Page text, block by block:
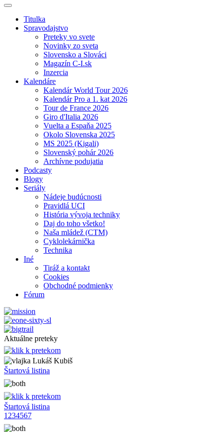
Titulka
Spravodajstvo
Preteky vo svete
Novinky zo sveta
Slovensko a Slováci
Magazín C-I.sk
Inzercia
Kalendáre
Kalendár World Tour 2026
Kalendár Pro a 1. kat 2026
Tour de France 2026
Giro d'Italia 2026
Vuelta a Espaňa 2025
Okolo Slovenska 2025
MS 2025 (Kigali)
Slovenský pohár 2026
Archívne podujatia
Podcasty
Blogy
Seriály
Nádeje budúcnosti
Pravidlá UCI
História vývoja techniky
Daj do toho všetko!
Naša mládež (CTM)
Cyklolekárnička
Technika
Iné
Tiráž a kontakt
Cookies
Obchodné podmienky
Fórum
Aktuálne preteky
Lukáš Kubiš
Štartová listina
Štartová listina
1 234567